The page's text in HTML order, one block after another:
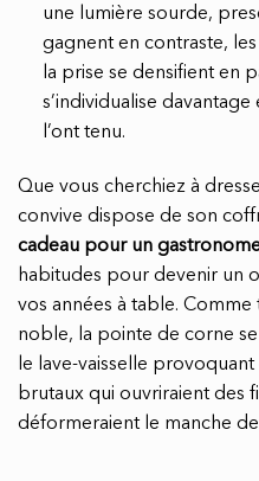
une lumière sourde,
gagnent en contraste,
la prise se densifient en
s’individualise
l’ont tenu.
Que vous cherchiez à
convive dispose de son
cadeau pour un
habitudes pour devenir un
vos années à table.
noble, la pointe de corne
le lave-vaisselle
brutaux qui ouvriraient des
déformeraient le manche